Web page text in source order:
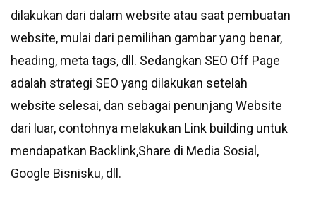
dilakukan dari dalam website atau saat pembuatan
website, mulai dari pemilihan gambar yang benar,
heading, meta tags, dll. Sedangkan SEO Off Page
adalah strategi SEO yang dilakukan setelah
website selesai, dan sebagai penunjang Website
dari luar, contohnya melakukan Link building untuk
mendapatkan Backlink,Share di Media Sosial,
Google Bisnisku, dll.